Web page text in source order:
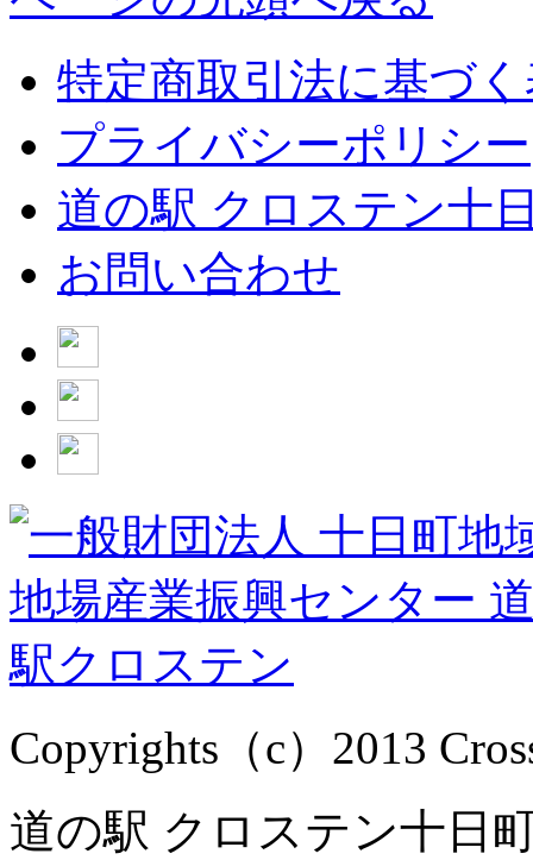
特定商取引法に基づ
プライバシーポリシー
道の駅 クロステン十
お問い合わせ
Copyrights（c）2013
道の駅 クロステン十日